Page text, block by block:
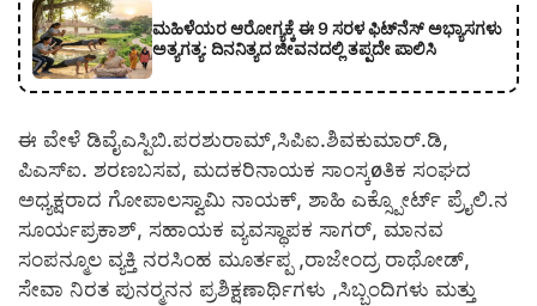
ಮಹಿಳೆಯರ ಆರೋಗ್ಯಕ್ಕೆ ಈ 9 ಸರಳ ಫಿಟ್‌ನೆಸ್‌ ಅಭ್ಯಾಸಗಳು
ಅತ್ಯಗತ್ಯ: ದಿನನಿತ್ಯದ ಜೀವನದಲ್ಲಿ ತಪ್ಪದೇ ಪಾಲಿಸಿ
ಈ ವೇಳೆ ಡಿವೈಎಸ್ಪಿಬಿ.ಪರಶುರಾಮ್,ಸಿಪಿಐ.ಶಿವಕುಮಾರ್.ಡಿ,
ಪಿಎಸ್‍ಐ. ಶರಣಬಸವ, ಮದಕರಿನಾಯಕ ಸಾಂಸ್ಕøತಿಕ ಸಂಘದ
ಅಧ್ಯಕ್ಷರಾದ ಗೋಪಾಲಸ್ವಾಮಿ ನಾಯಕ್, ಶಾಹಿ ಎಕ್ಸ್ಪೋರ್ಟ್ ಪ್ರೈಲಿ.ನ
ಸೂರ್ಯಪ್ರಕಾಶ್, ಸಹಾಯಕ ವ್ಯವಸ್ಥಾಪಕ ಸಾಗರ್, ಮಾನವ
ಸಂಪನ್ಮೂಲ ವ್ಯಕ್ತಿ ನರಸಿಂಹ ಮೂರ್ತಪ್ಪ ,ರಾಜೇಂದ್ರ ರಾಥೋಡ್,
ಸೇವಾ ನಿರತ ಪುನರ್‍ಮನನ ಪ್ರಶಿಕ್ಷಣಾರ್ಥಿಗಳು ,ಸಿಬ್ಬಂದಿಗಳು ಮತ್ತು